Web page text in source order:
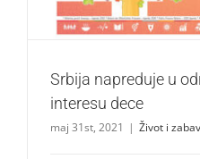
Srbija napreduje u
interesu dece
maj 31st, 2021 | Život i